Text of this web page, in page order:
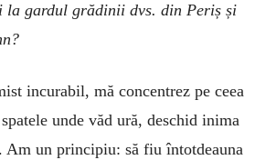
la gardul grădinii dvs. din Periș și
incurabil, mă concentrez pe ceea
unde văd ură, deschid inima
Am un principiu: să fiu întotdeauna